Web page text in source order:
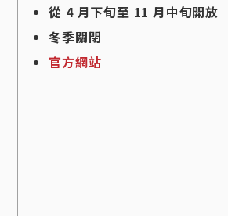
從 4 月下旬至 11 月中旬開放
冬季關閉
官方網站